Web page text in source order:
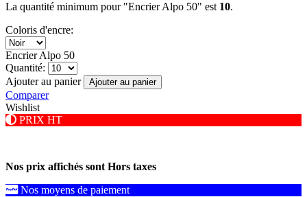
La quantité minimum pour "Encrier Alpo 50" est 10.
Coloris d'encre:
Encrier Alpo 50
Quantité:
Ajouter au panier
Ajouter au panier
Comparer
Wishlist
PRIX HT
Nos prix affichés sont Hors taxes
Nos moyens de paiement